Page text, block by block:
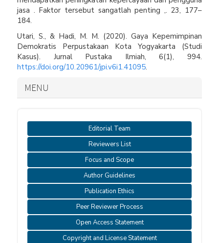
jasa . Faktor tersebut sangatlah penting ,. 23, 177–
184.
Utari, S., & Hadi, M. M. (2020). Gaya Kepemimpinan
Demokratis Perpustakaan Kota Yogyakarta (Studi
Kasus). Jurnal Pustaka Ilmiah, 6(1), 994.
https://doi.org/10.20961/jpi.v6i1.41095.
MENU
Editorial Team
Reviewers List
Focus and Scope
Author Guidelines
Publication Ethics
Peer Reviewer Process
Open Access Statement
Copyright and License Statement